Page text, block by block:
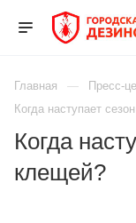
Главная Пресс-
Когда наступает
Когда
клещей?